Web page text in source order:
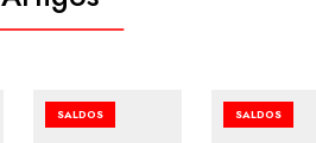
SALDOS SALDOS